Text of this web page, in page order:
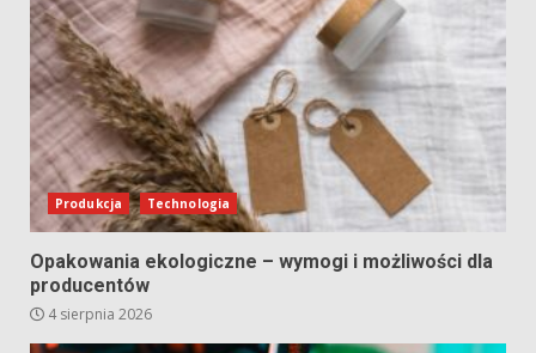
Produkcja Technologia
Opakowania ekologiczne – wymogi i możliwości dla
producentów
4 sierpnia 2026